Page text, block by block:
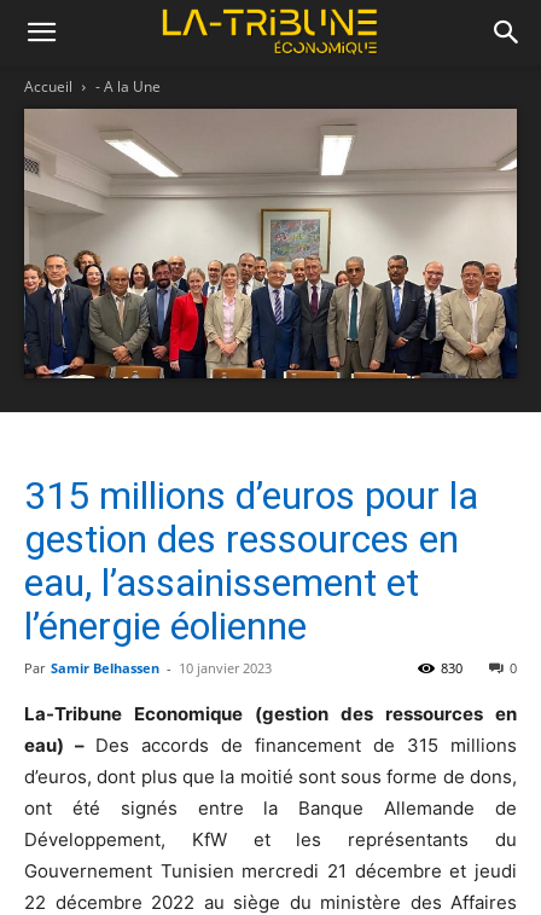
Accueil - A la Une
315 millions d’euros pour la
gestion des ressources en
eau, l’assainissement et
l’énergie éolienne
Par Samir Belhassen - 10 janvier 2023 0
830
La-Tribune Economique (gestion des ressources en
eau) – Des accords de financement de 315 millions
d’euros, dont plus que la moitié sont sous forme de dons,
ont été signés entre la Banque Allemande de
Développement, KfW et les représentants du
Gouvernement Tunisien mercredi 21 décembre et jeudi
22 décembre 2022 au siège du ministère des Affaires